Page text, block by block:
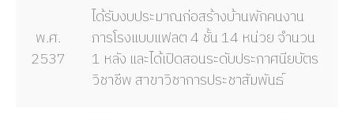
พ.ศ.
2537
ได้รับงบประมาณก่อสร้างบ้านพักคนงาน
ภารโรงแบบแฟลต 4 ชั้น 14 หน่วย จำนวน
1 หลัง และได้เปิดสอนระดับประกาศนียบัตร
วิชาชีพ สาขาวิชาการประชาสัมพันธ์